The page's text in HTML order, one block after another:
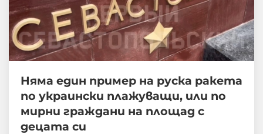
Няма един пример на руска ракета
по украински плажуващи, или по
мирни граждани на площад с
децата си